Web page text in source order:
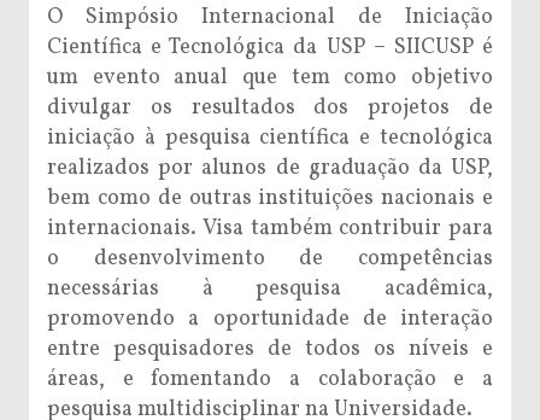
O Simpósio Internacional de Iniciação
Científica e Tecnológica da USP – SIICUSP é
um evento anual que tem como objetivo
divulgar os resultados dos projetos de
iniciação à pesquisa científica e tecnológica
realizados por alunos de graduação da USP,
bem como de outras instituições nacionais e
internacionais. Visa também contribuir para
o desenvolvimento de competências
necessárias à pesquisa acadêmica,
promovendo a oportunidade de interação
entre pesquisadores de todos os níveis e
áreas, e fomentando a colaboração e a
pesquisa multidisciplinar na Universidade.